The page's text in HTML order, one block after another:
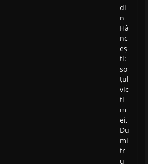
di
n
Hâ
nc
eș
ti:
so
țul
vic
ti
m
ei,
Du
mi
tr
u